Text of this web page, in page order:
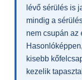
lévő sérülés is
mindig a
nem csupán az
kisebb
kezelik